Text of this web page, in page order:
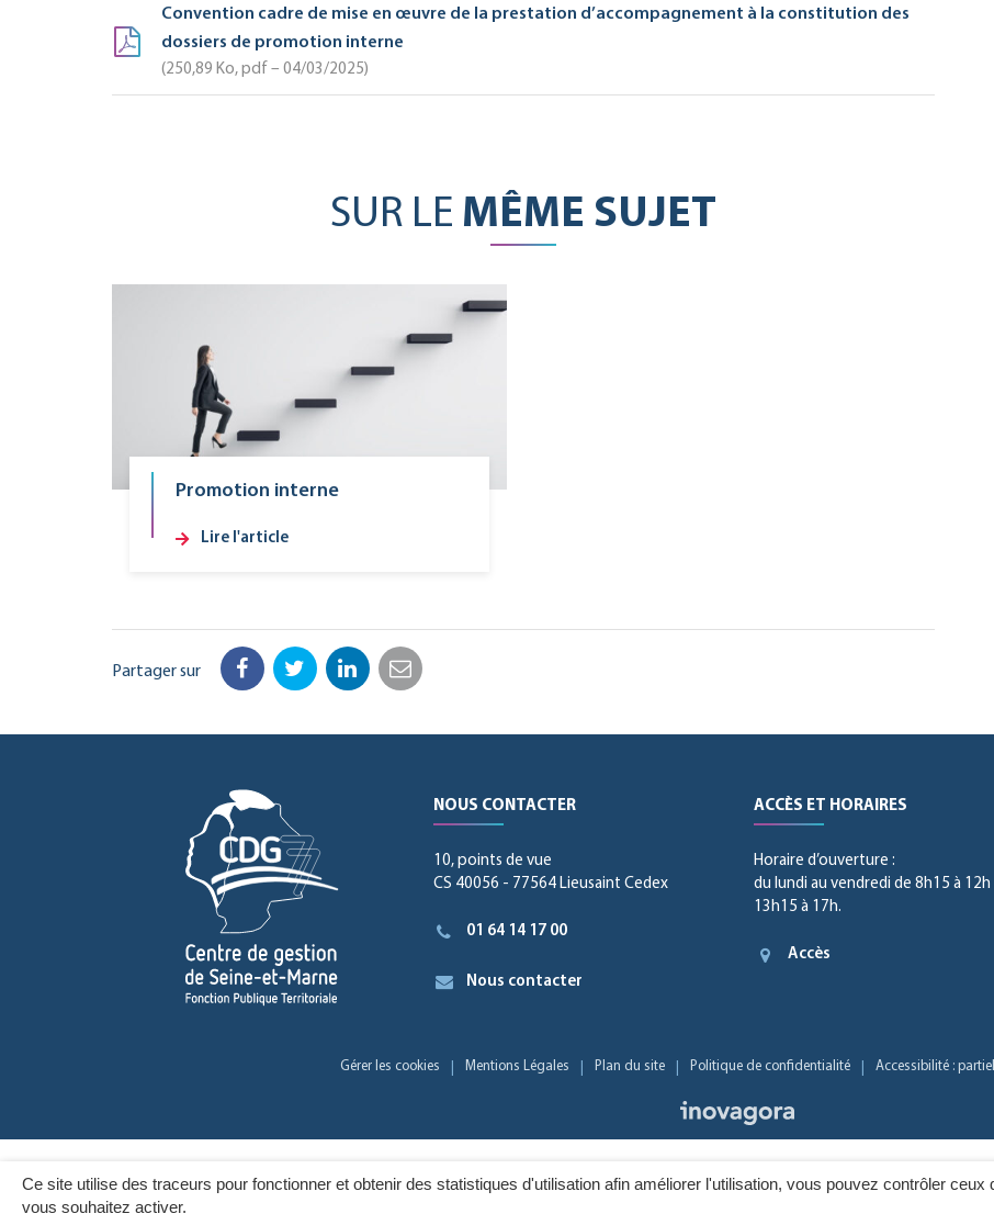
Ce site utilise des traceurs pour fonctionner et obtenir des statistiques d'utilisation afin améliorer l'utilisation, vous pouvez contrôler ceux
vous souhaitez activer.
Convention cadre de mise en œuvre de la prestation d’accompagnement à la constitution des
dossiers de promotion interne
250,89 Ko, pdf – 04/03/2025
SUR LE MÊME SUJET
Promotion interne
Lire l'article
Partager sur Facebook
TwitterLinkedIn
Email
NOUS CONTACTER
10, points de vue
CS 40056 - 77564 Lieusaint Cedex
01 64 14 17 00
Nous contacter
ACCÈS ET HORAIRES
Horaire d’ouverture :
du lundi au vendredi de 8h15 à
13h15 à 17h.
Accès
Gérer les cookies Mentions Légales Plan du site Politique de confidentialité Accessibilité :
Inovagora